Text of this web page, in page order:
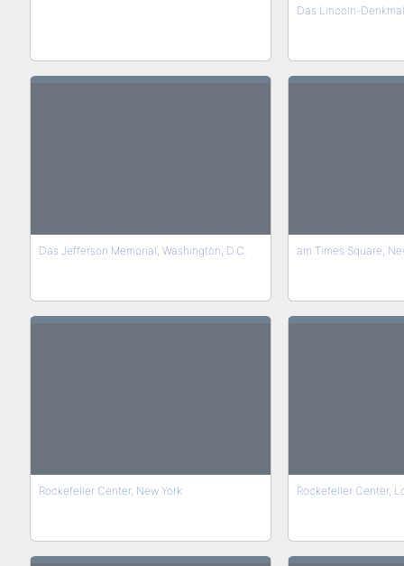
Das Lincoln-
Das Jefferson Memorial, Washington, D.C. am Times Square,
Rockefeller Center, New York Rockefeller Center,